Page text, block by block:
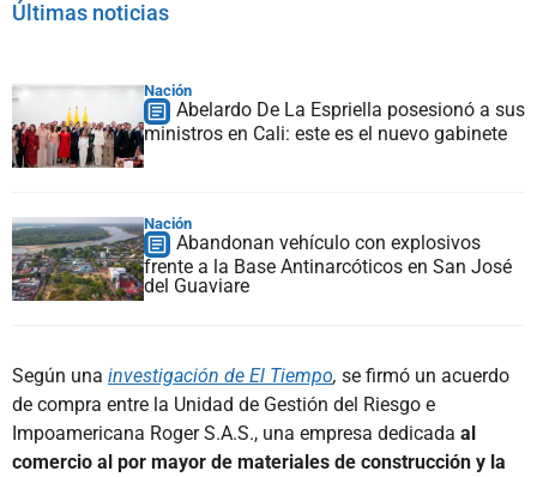
Últimas noticias
Nación
Abelardo De La Espriella posesionó a sus
ministros en Cali: este es el nuevo gabinete
Nación
Abandonan vehículo con explosivos
frente a la Base Antinarcóticos en San José
del Guaviare
Según una investigación de El Tiempo, se firmó un acuerdo
de compra entre la Unidad de Gestión del Riesgo e
Impoamericana Roger S.A.S., una empresa dedicada al
comercio al por mayor de materiales de construcción y la